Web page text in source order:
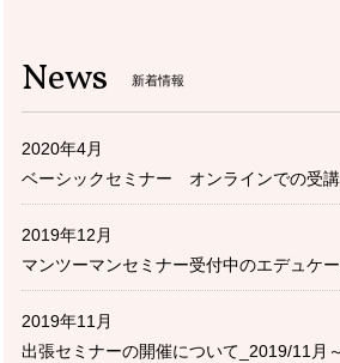
News 新着情報
2020年4月
ベーシックセミナー オンラインでの受講
2019年12月
マンツーマンセミナー受付中のエデュケ
2019年11月
出張セミナーの開催について_2019/11月